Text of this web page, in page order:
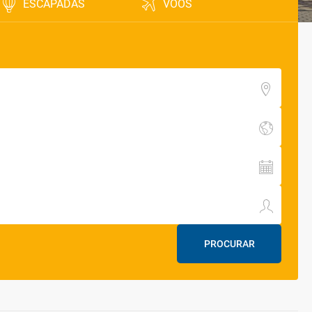
ESCAPADAS VOOS
PROCURAR